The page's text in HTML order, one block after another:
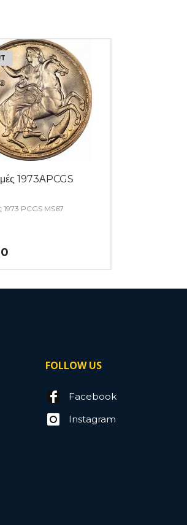
1973ΑPCGS
1973 PCGS MS67
FOLLOW US
Facebook
Instagram